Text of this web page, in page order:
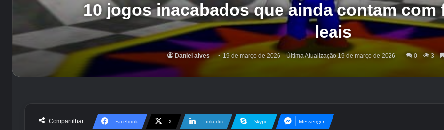
10 jogos inacabados que ainda contam com
leais
Daniel alves 19 de março de 2026 Última Atualização 19 de março de 2026 0 3
Compartilhar Facebook X Linkedin Skype Messenger